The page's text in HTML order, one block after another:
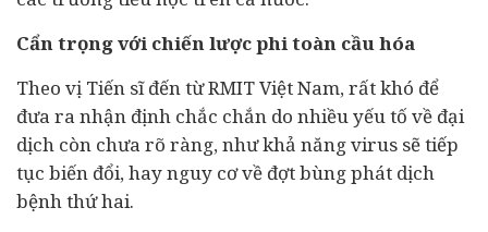
Cẩn trọng với chiến lược phi toàn cầu hóa
Theo vị Tiến sĩ đến từ RMIT Việt Nam, rất khó để
đưa ra nhận định chắc chắn do nhiều yếu tố về đại
dịch còn chưa rõ ràng, như khả năng virus sẽ tiếp
tục biến đổi, hay nguy cơ về đợt bùng phát dịch
bệnh thứ hai.